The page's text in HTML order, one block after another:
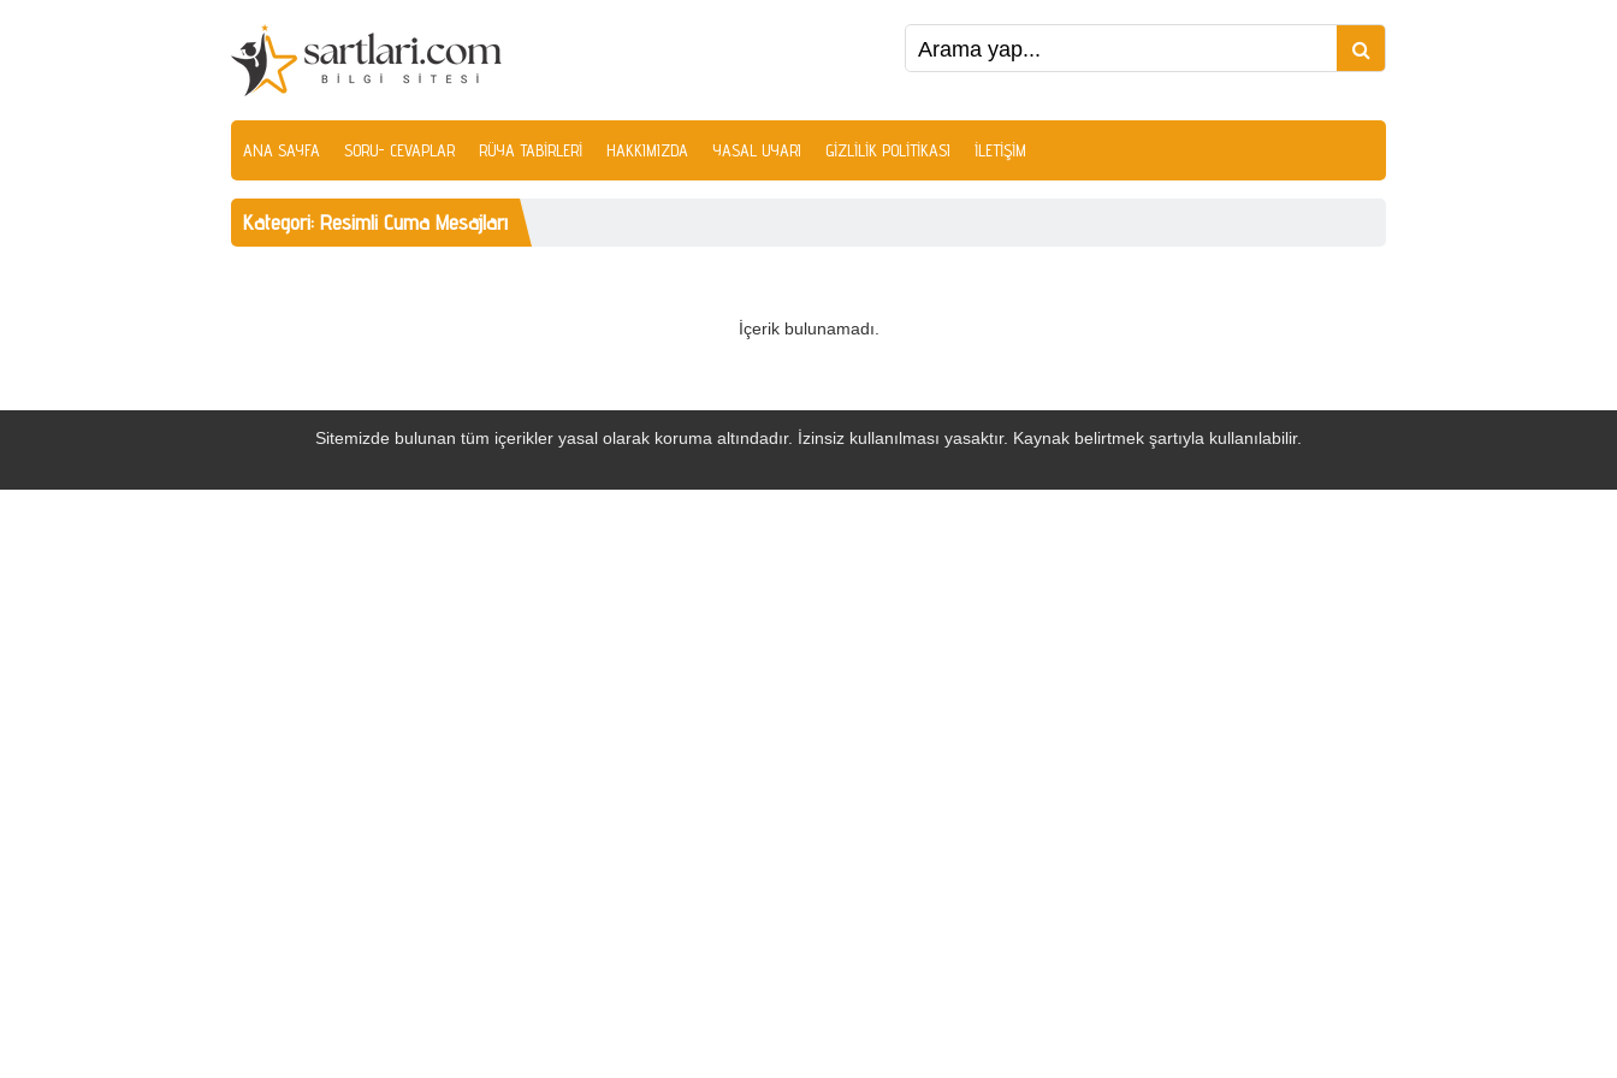
ANA SAYFA SORU- CEVAPLAR RÜYA TABIRLERI HAKKIMIZDA YASAL UYARI GIZLILIK POLITIKASI İLETIŞIM
Kategori: Resimli Cuma Mesajları
İçerik bulunamadı.
Sitemizde bulunan tüm içerikler yasal olarak koruma altındadır. İzinsiz kullanılması yasaktır. Kaynak belirtmek şartıyla kullanılabilir.